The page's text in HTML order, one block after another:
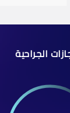
الجراحية